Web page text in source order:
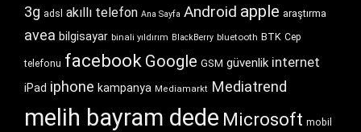
3g adsl akıllı telefon Ana Sayfa Android apple araştırma
avea bilgisayar binali yıldırım BlackBerry bluetooth BTK Cep
telefonu facebook Google GSM güvenlik internet
iPad iphone kampanya Mediamarkt Mediatrend
melih bayram dede Microsoft mobil